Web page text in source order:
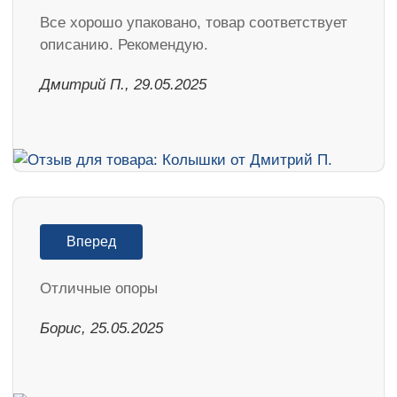
Все хорошо упаковано, товар соответствует
описанию. Рекомендую.
Дмитрий П., 29.05.2025
Вперед
Отличные опоры
Борис, 25.05.2025